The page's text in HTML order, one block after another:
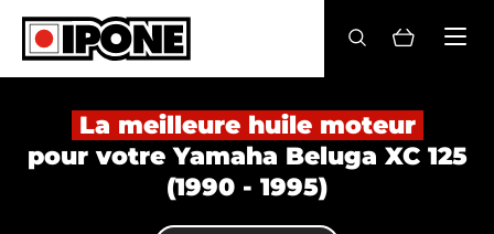
Ipone
HUILES MOTEUR
ENTRETIEN
MAINTENANCE
La meilleure huile moteur
pour votre Yamaha Beluga XC 125
(1990 - 1995)